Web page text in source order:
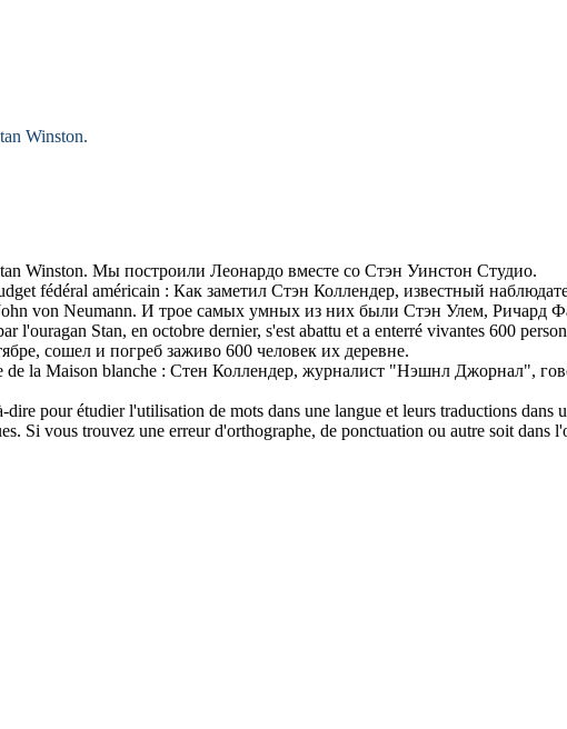
Winston.
Winston. Мы построили Леонардо вместе со Стэн Уинстон Студио.
fédéral américain : Как заметил Стэн Коллендер, известный
von Neumann. И трое самых умных из них были Стэн Улем, Ричард
l'ouragan Stan, en octobre dernier, s'est abattu et a enterré vivantes 600
сошел и погреб заживо 600 человек их деревне.
de la Maison blanche : Стен Коллендер, журналист "Нэшнл Джорнал",
pour étudier l'utilisation de mots dans une langue et leurs traductions dans
Si vous trouvez une erreur d'orthographe, de ponctuation ou autre soit